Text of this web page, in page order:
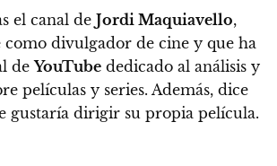
el canal de Jordi Maquiavello,
como divulgador de cine y que ha
deYouTube dedicado al análisis y
películas y series. Además, dice
gustaría dirigir su propia película.